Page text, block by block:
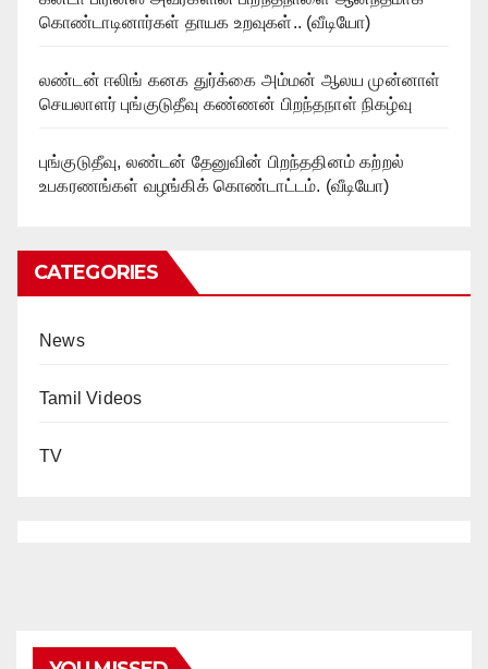
கொண்டாடினார்கள் தாயக உறவுகள்.. (வீடியோ)
லண்டன் ஈலிங் கனக துர்க்கை அம்மன் ஆலய முன்னாள்
செயலாளர் புங்குடுதீவு கண்ணன் பிறந்தநாள் நிகழ்வு
புங்குடுதீவு, லண்டன் தேனுவின் பிறந்ததினம் கற்றல்
உபகரணங்கள் வழங்கிக் கொண்டாட்டம். (வீடியோ)
CATEGORIES
News
Tamil Videos
TV